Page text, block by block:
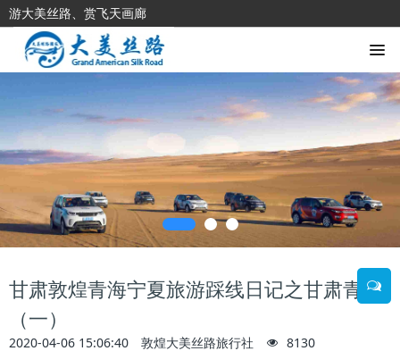
游大美丝路、赏飞天画廊
甘肃敦煌青海宁夏旅游踩线日记之甘肃青海
（一）
2020-04-06 15:06:40 敦煌大美丝路旅行社 8130